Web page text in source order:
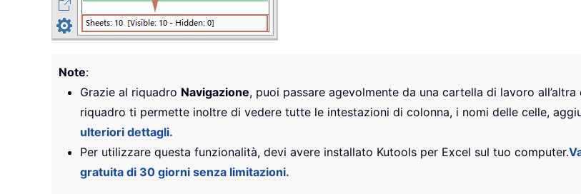
Note:
Grazie al riquadro Navigazione, puoi passare agevolmente da una cartella di lavoro
riquadro ti permette inoltre di vedere tutte le intestazioni di colonna, i nomi delle celle,
ulteriori dettagli.
Per utilizzare questa funzionalità, devi avere installato Kutools per Excel sul tuo computer.
gratuita di 30 giorni senza limitazioni.